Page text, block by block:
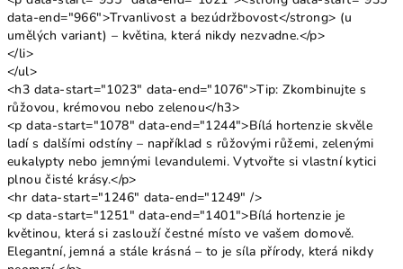
data-end="966">Trvanlivost a bezúdržbovost</strong> (u
umělých variant) – květina, která nikdy nezvadne.</p>
</li>
</ul>
<h3 data-start="1023" data-end="1076">Tip: Zkombinujte s
růžovou, krémovou nebo zelenou</h3>
<p data-start="1078" data-end="1244">Bílá hortenzie skvěle
ladí s dalšími odstíny – například s růžovými růžemi, zelenými
eukalypty nebo jemnými levandulemi. Vytvořte si vlastní kytici
plnou čisté krásy.</p>
<hr data-start="1246" data-end="1249" />
<p data-start="1251" data-end="1401">Bílá hortenzie je
květinou, která si zaslouží čestné místo ve vašem domově.
Elegantní, jemná a stále krásná – to je síla přírody, která nikdy